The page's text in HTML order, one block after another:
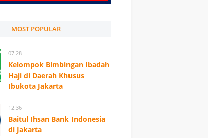
MOST POPULAR
07.28
Kelompok Bimbingan Ibadah
Haji di Daerah Khusus
Ibukota Jakarta
12.36
Baitul Ihsan Bank Indonesia
di Jakarta